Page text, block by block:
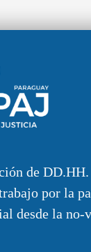
de
por la
desde la no-